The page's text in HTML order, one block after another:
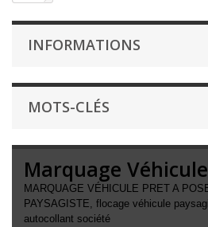
INFORMATIONS
MOTS-CLÉS
Marquage
MARQUAGE VÉHICULE PRET A
PAYSAGISTE, flocage véhicule
autocollant société